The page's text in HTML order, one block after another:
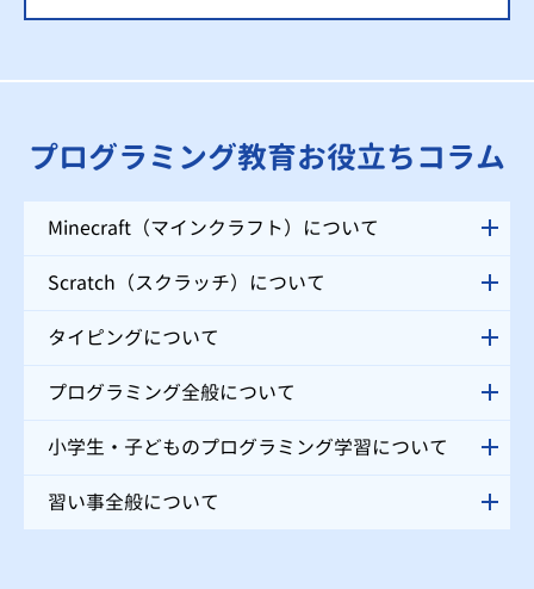
プログラミング教育お役立ちコラム
Minecraft（マインクラフト）について
Scratch（スクラッチ）について
タイピングについて
プログラミング全般について
小学生・子どものプログラミング学習について
習い事全般について